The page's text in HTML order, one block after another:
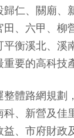
仁、關廟、
、六甲、柳
衡溪北、溪
要的高科技
整體路網規劃
科、新營及佳
、市府財政